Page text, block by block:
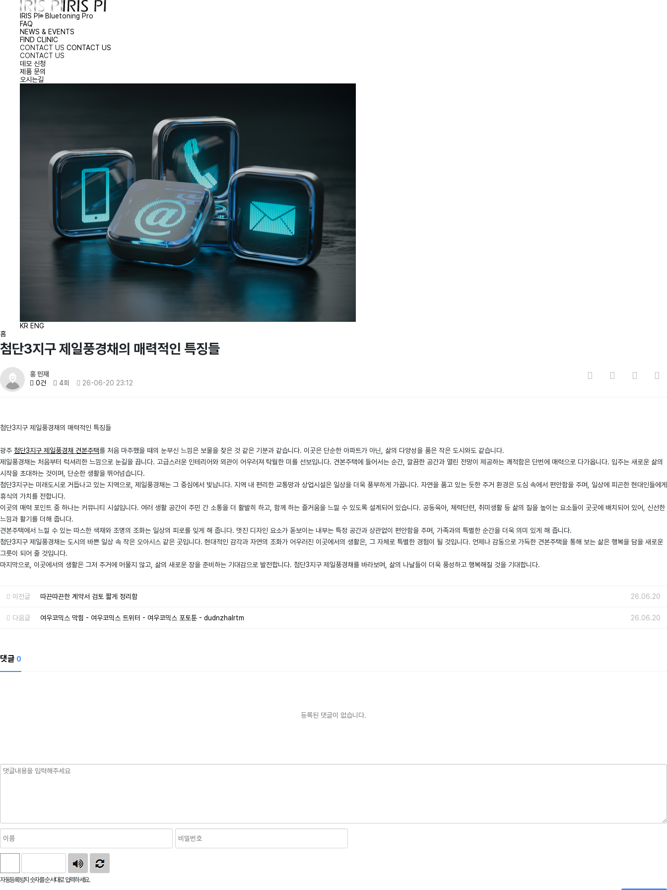
IRIS PI® Bluetoning Pro
FAQ
NEWS & EVENTS
FIND CLINIC
CONTACT US CONTACT US
CONTACT US
데모 신청
제품 문의
오시는길
KR ENG
홈
첨단3지구 제일풍경채의 매력적인 특징들
홍 민재
0건
4회 26-06-20 23:12
첨단3지구 제일풍경채의 매력적인 특징들
광주 첨단3지구 제일풍경채 견본주택를 처음 마주했을 때의 눈부신 느낌은 보물을 찾은 것 같은 기분과 같습니다. 이곳은 단순한 아파트가 아닌, 삶의 다양성을 품은 작은 도시와도 같습니다.
제일풍경채는 처음부터 럭셔리한 느낌으로 눈길을 끕니다. 고급스러운 인테리어와 외관이 어우러져 탁월한 미를 선보입니다. 견본주택에 들어서는 순간, 깔끔한 공간과 열린 전망이 제공하는 쾌적함은 단번에 매력으로 다가옵니다. 입주는 새로운 삶의
시작을 초대하는 것이며, 단순한 생활을 뛰어넘습니다.
첨단3지구는 미래도시로 거듭나고 있는 지역으로, 제일풍경채는 그 중심에서 빛납니다. 지역 내 편리한 교통망과 상업시설은 일상을 더욱 풍부하게 가꿉니다. 자연을 품고 있는 듯한 주거 환경은 도심 속에서 편안함을 주며, 일상에 피곤한 현대인들에게
휴식의 가치를 전합니다.
이곳의 매력 포인트 중 하나는 커뮤니티 시설입니다. 여러 생활 공간이 주민 간 소통을 더 활발히 하고, 함께 하는 즐거움을 느낄 수 있도록 설계되어 있습니다. 공동육아, 체력단련, 취미생활 등 삶의 질을 높이는 요소들이 곳곳에 배치되어 있어, 신선한
느낌과 활기를 더해 줍니다.
견본주택에서 느낄 수 있는 따스한 색채와 조명의 조화는 일상의 피로를 잊게 해 줍니다. 멋진 디자인 요소가 돋보이는 내부는 특정 공간과 상관없이 편안함을 주며, 가족과의 특별한 순간을 더욱 의미 있게 해 줍니다.
첨단3지구 제일풍경채는 도시의 바쁜 일상 속 작은 오아시스 같은 곳입니다. 현대적인 감각과 자연의 조화가 어우러진 이곳에서의 생활은, 그 자체로 특별한 경험이 될 것입니다. 언제나 감동으로 가득한 견본주택을 통해 보는 삶은 행복을 담을 새로운
그릇이 되어 줄 것입니다.
마지막으로, 이곳에서의 생활은 그저 주거에 머물지 않고, 삶의 새로운 장을 준비하는 기대감으로 발전합니다. 첨단3지구 제일풍경채를 바라보며, 삶의 나날들이 더욱 풍성하고 행복해질 것을 기대합니다.
이전글 따끈따끈한 계약서 검토 짧게 정리함 26.06.20
다음글 여우코믹스 막힘 - 여우코믹스 트위터 - 여우코믹스 포토툰 - dudnzhalrtm 26.06.20
댓글 0
등록된 댓글이 없습니다.
자동등록방지
자동등록방지 숫자를 순서대로 입력하세요.